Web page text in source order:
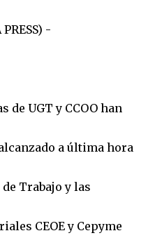
-
de UGT y CCOO han
a última hora
Trabajo y las
CEOE y Cepyme